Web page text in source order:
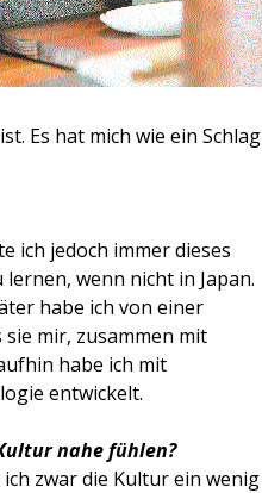
Es hat mich wie ein Schlag
ich jedoch immer dieses
wenn nicht in Japan.
habe ich von einer
mir, zusammen mit
habe ich mit
entwickelt.
nahe fühlen?
zwar die Kultur ein wenig